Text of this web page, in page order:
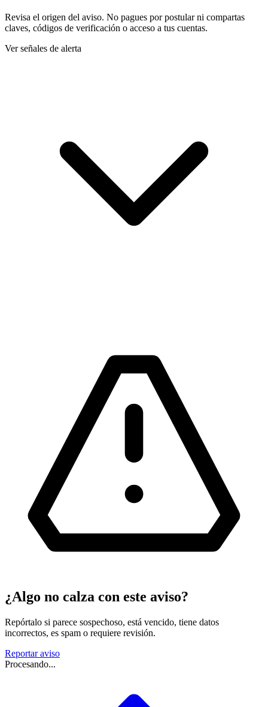
Revisa el origen del aviso. No pagues por postular ni compartas
claves, códigos de verificación o acceso a tus cuentas.
Ver señales de alerta
¿Algo no calza con este aviso?
Repórtalo si parece sospechoso, está vencido, tiene datos
incorrectos, es spam o requiere revisión.
Reportar aviso
Procesando...